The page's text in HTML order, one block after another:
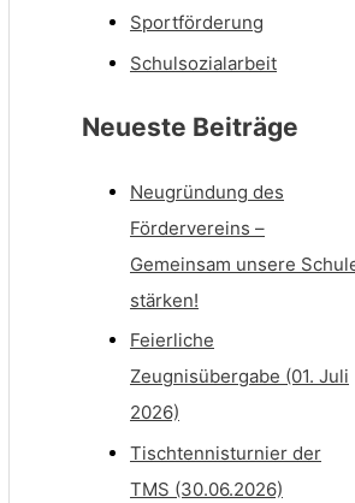
Sportförderung
Schulsozialarbeit
Neueste Beiträge
Neugründung des
Fördervereins –
Gemeinsam unsere
stärken!
Feierliche
Zeugnisübergabe (01. Juli
2026)
Tischtennisturnier der
TMS (30.06.2026)